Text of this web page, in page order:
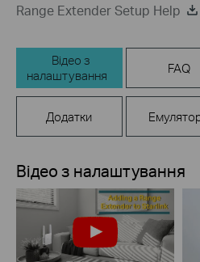
Range Extender Setup Help
Відео з
налаштування
FAQ
Додатки
Відео з налаштування